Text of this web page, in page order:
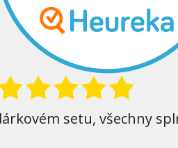
setu, všechny